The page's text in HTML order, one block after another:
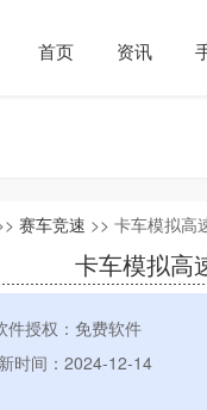
首页 资讯
赛车竞速 >> 卡车模拟高
卡车模拟高
件授权：免费软件
时间：2024-12-14